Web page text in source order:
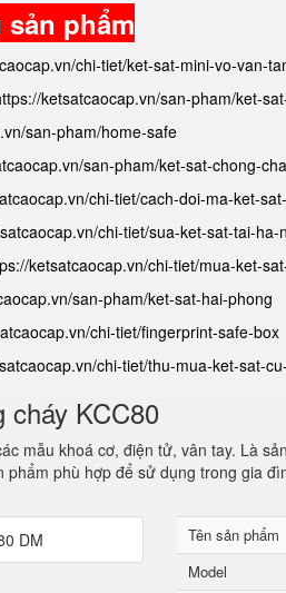
phẩm
chi-tiet/ket-sat-mini-vo-van-
ketsatcaocap.vn/san-pham/ket-
san-pham/home-safe
san-pham/ket-sat-chong-
chi-tiet/cach-doi-ma-ket-
chi-tiet/sua-ket-sat-tai-ha-
ketsatcaocap.vn/chi-tiet/mua-ket-
san-pham/ket-sat-hai-phong
chi-tiet/fingerprint-safe-box
chi-tiet/thu-mua-ket-sat-
cháy KCC80
mẫu khoá cơ, điện tử, vân tay. Là
phù hợp để sử dụng trong gia
Tên sản phẩm
Model